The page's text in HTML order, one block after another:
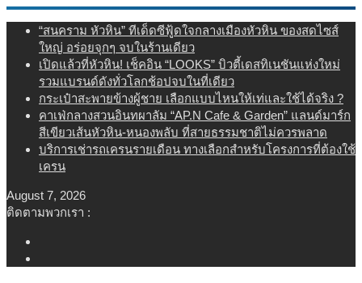
Skip
content
“สนคราม หัวหิน” ทีเด็ดซีฟู้ดใจกลางเมืองหัวหิน ของสดไซส์
ใหญ่ อร่อยจุกๆ จบในร้านเดียว
เปิดแล้วที่หัวหิน! เช็คอิน “LOOKS” บิวตี้เดสทิเนชันแห่งใหม่
รวมแบรนด์ดังทั่วโลกช้อปจบในที่เดียว
กระเป๋าสะพายข้างผู้ชาย เลือกแบบไหนให้เท่และใช้ได้จริง ?
คาเฟ่กลางสวนอินทผาลัม “AP.N Cafe & Garden” แลนด์มาร์ก
สีเขียวเส้นหัวหิน-หนองพลับ ที่สายธรรมชาติไม่ควรพลาด
บริการเช่ารถเครนรายเดือน ทางเลือกสำหรับโครงการที่ต้องใช้
เครน
August 7, 2026
ติดตามพวกเรา :